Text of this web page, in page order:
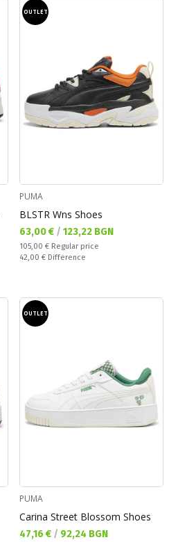
OUTLET
PUMA
BLSTR Wns Shoes
Текуща цена:
63,00 € / 123,22 BGN
Regular price:
105,00 € Regular price
Спестявате:
42,00 € Difference
OUTLET
PUMA
Carina Street Blossom Shoes
Текуща цена:
47,16 € / 92,24 BGN